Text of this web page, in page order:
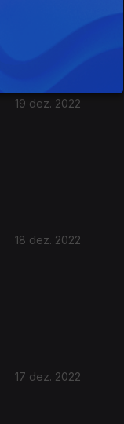
19 dez. 2022
18 dez. 2022
17 dez. 2022